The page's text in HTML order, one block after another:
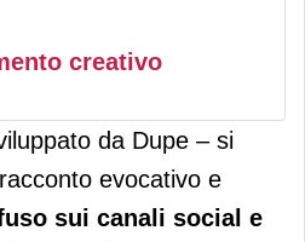
creativo
da Dupe – si
evocativo e
sui canali social e